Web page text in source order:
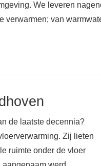
We leveren
verwarmen; van
de laatste decennia?
Zij lieten
ruimte onder de vloer